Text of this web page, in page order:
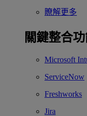
瞭解更多
關鍵整合
Microsoft
ServiceNow
Freshworks
Jira